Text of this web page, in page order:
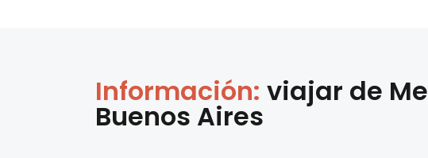
Información: viajar de
Buenos Aires